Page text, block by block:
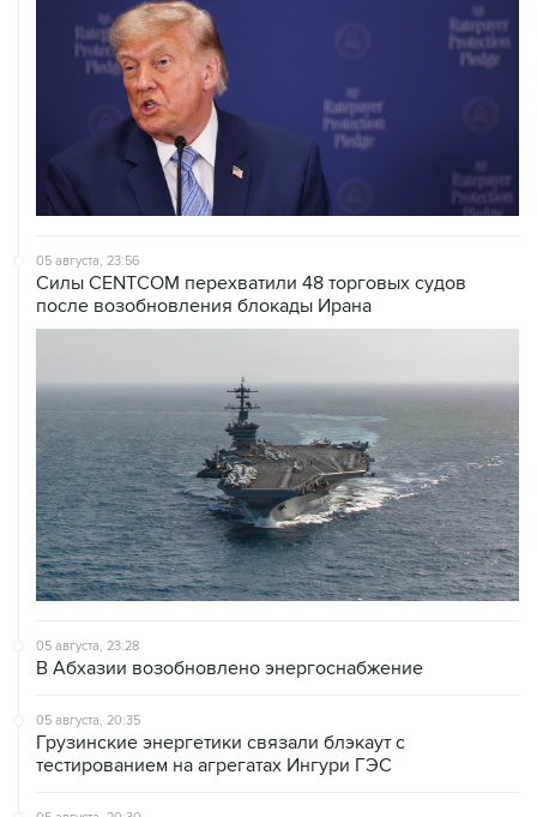
05 августа, 23:56
Силы CENTCOM перехватили 48 торговых судов
после возобновления блокады Ирана
05 августа, 23:28
В Абхазии возобновлено энергоснабжение
05 августа, 20:35
Грузинские энергетики связали блэкаут с
тестированием на агрегатах Ингури ГЭС